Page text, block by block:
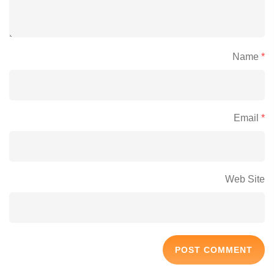
*
Name
*
Email
Web Site